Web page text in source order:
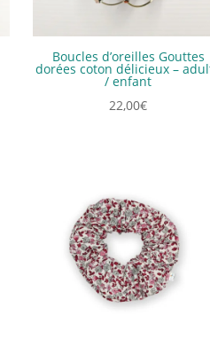
Boucles d’oreilles Gouttes
dorées coton délicieux –
/ enfant
22,00€